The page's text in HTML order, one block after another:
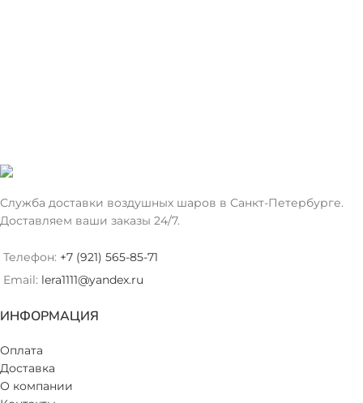
Служба доставки воздушных шаров в Санкт-Петербурге.
Доставляем ваши заказы 24/7.
Телефон: +7 (921) 565-85-71
Email: lera1111@yandex.ru
ИНФОРМАЦИЯ
Оплата
Доставка
О компании